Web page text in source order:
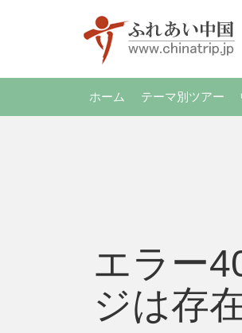
ホーム テーマ別ツアー
エラー
ジは存